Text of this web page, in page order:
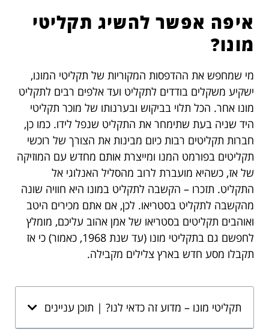
איפה אפשר להשיג תקליטי
מונו?
מי שמחפש את ההדפסות המקוריות של תקליטי המונו,
ישקיע משקלים בודדים לתקליט ועד אלפים רבים לתקליט
מונו אחר. הכל תלוי בביקוש ובערנותו של מוכר תקליטי
היד שניה בעת שתימחר את התקליט שנפל לידו. כמו כן,
חברות תקליטים רבות כיום מבינות את הצורך של רוכשי
תקליטים בפורמט המנו ומייצרת אותם מחדש עם המוזיקה
של אז, כשהיא מועברת לרוב מהסליל האנלוגי אל
התקליט. תזכרו – הקשבה לתקליט במונו היא חוויה שונה
מהקשבה לתקליט בסטריאו. לכן, אם אתם מכירים היטב
ואוהבים תקליטים בסטריאו של אמן אהוב עליכם, מומלץ
לחפשם גם בתקליטי מונו (עד שנת 1968, כאמור) כי אז
תקבלו מסע חדש בארץ צלילים מקבילה.
תקליטי מונו – מדוע זה כדאי לנו? | תוכן עניינים